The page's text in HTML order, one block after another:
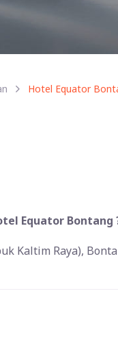
Hotel Equator
Equator Bontang
Kaltim Raya),